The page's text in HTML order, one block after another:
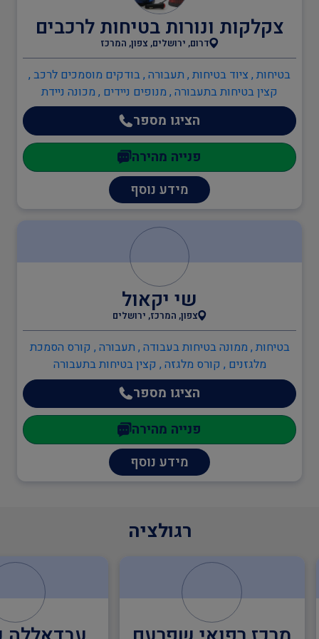
אדריכלים
ענף הבנייה
תעבורה
רענון מלגזנים
בודקים מוסמכים לרכב
במות הרמה
הובלת חומרים מסוכנים
קורס הסמכת מלגזנים
קורס מלגזה
אתתים
עגורנים
צקלקות ונורות בטיחות לרכבים
דרום, ירושלים, צפון, המרכז
בטיחות , ציוד בטיחות , תעבורה , בודקים מוסמכים לרכב ,
קצין בטיחות בתעבורה , מנופים ניידים , מכונה ניידת
הציגו מספר
פנייה מהירה
מידע נוסף
שי יקאול
צפון, המרכז, ירושלים
בטיחות , ממונה בטיחות בעבודה , תעבורה , קורס הסמכת
מלגזנים , קורס מלגזה , קצין בטיחות בתעבורה
הציגו מספר
פנייה מהירה
מידע נוסף
רגולציה